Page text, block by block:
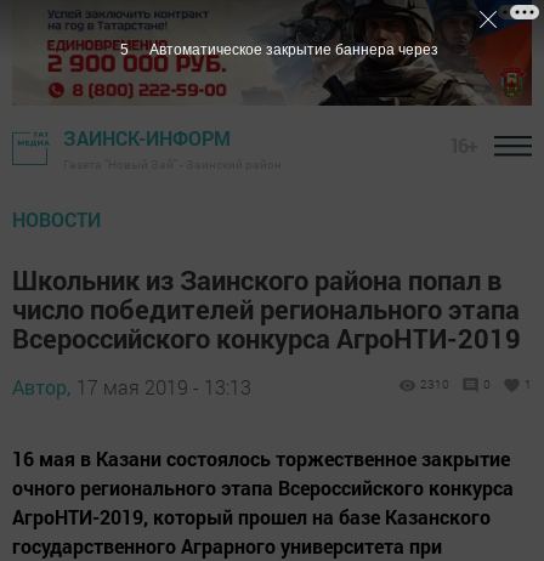
ЗАИНСК-ИНФОРМ
НОВОСТИ
Школьник из Заинского района попал в
число победителей регионального этапа
Всероссийского конкурса АгроНТИ-2019
Автор, 17 мая 2019 - 13:13 2310 0 1
16 мая в Казани состоялось торжественное закрытие
очного регионального этапа Всероссийского конкурса
АгроНТИ-2019, который прошел на базе Казанского
государственного Аграрного университета при
4 Автоматическое закрытие баннера через